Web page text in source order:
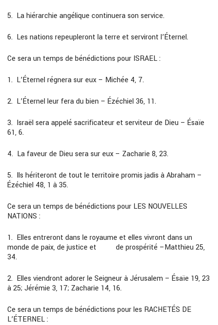
5. La hiérarchie angélique continuera son service.
6. Les nations repeupleront la terre et serviront l’Éternel.
Ce sera un temps de bénédictions pour ISRAEL:
1. L’Éternel régnera sur eux – Michée 4, 7.
2. L’Éternel leur fera du bien – Ézéchiel 36, 11.
3. Israël sera appelé sacrificateur et serviteur de Dieu – Ésaïe
61, 6.
4. La faveur de Dieu sera sur eux – Zacharie 8, 23.
5. Ils hériteront de tout le territoire promis jadis à Abraham –
Ézéchiel 48, 1 à 35.
Ce sera un temps de bénédictions pour LES NOUVELLES
NATIONS :
1. Elles entreront dans le royaume et elles vivront dans un
monde de paix, de justice et de prospérité –Matthieu 25,
34.
2. Elles viendront adorer le Seigneur à Jérusalem – Ésaïe 19, 23
à 25; Jérémie 3, 17; Zacharie 14, 16.
Ce sera un temps de bénédictions pour les RACHETÉS DE
L’ÉTERNEL: